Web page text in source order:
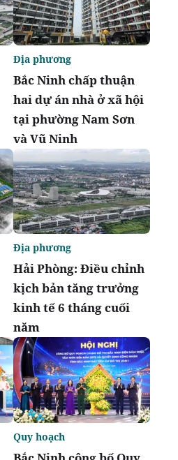
Bắc Ninh chấp thuận
hai dự án nhà ở xã hội
tại phường Nam Sơn
và Vũ Ninh
Địa phương
Hải Phòng: Điều chỉnh
kịch bản tăng trưởng
kinh tế 6 tháng cuối
năm
Địa phương
Quy hoạch